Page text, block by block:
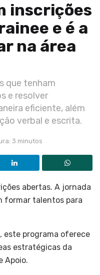
inscrições
e é a
na área
que tenham
e resolver
eficiente, além
verbal e escrita.
3 minutos
abertas. A jornada
formar talentos para
este programa oferece
estratégicas da
Apoio.